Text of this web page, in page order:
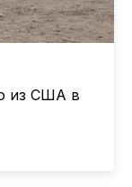
из США в